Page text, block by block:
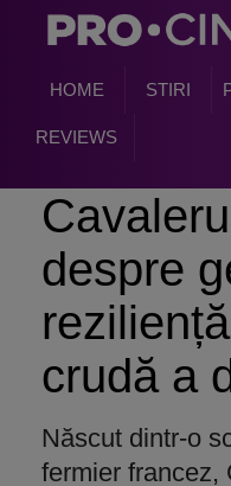
HOME STIRI
REVIEWS
despre
crudă a
Născut dintr-o
fermier francez,